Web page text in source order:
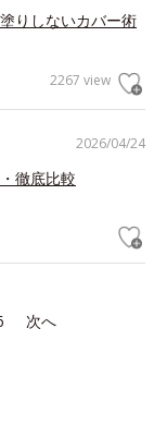
りしないカバー術
2267 view
2026/04/24
徹底比較
次へ